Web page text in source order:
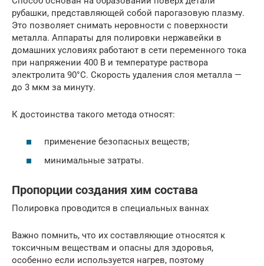
рубашки, представляющей собой парогазовую плазму.
Это позволяет снимать неровности с поверхности
металла. Аппараты для полировки нержавейки в
домашних условиях работают в сети переменного тока
при напряжении 400 В и температуре раствора
электролита 90°С. Скорость удаления слоя металла —
до 3 мкм за минуту.
К достоинства такого метода относят:
применение безопасных веществ;
минимальные затраты.
Пропорции создания хим состава
Полировка проводится в специальных ваннах
Важно помнить, что их составляющие относятся к
токсичным веществам и опасны для здоровья,
особенно если используется нагрев, поэтому